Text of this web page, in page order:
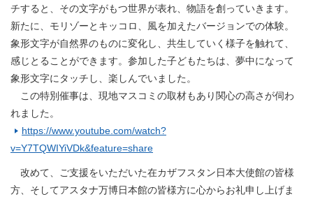
チすると、その文字がもつ世界が表れ、物語を創っていきます。
新たに、モリゾーとキッコロ、風を加えたバージョンでの体験。
象形文字が自然界のものに変化し、共生していく様子を触れて、
感じとることができます。参加した子どもたちは、夢中になって
象形文字にタッチし、楽しんでいました。
この特別催事は、現地マスコミの取材もあり関心の高さが伺わ
れました。
https://www.youtube.com/watch?
v=Y7TQWIYiVDk&feature=share
改めて、ご支援をいただいた在カザフスタン日本大使館の皆様
方、そしてアスタナ万博日本館の皆様方に心からお礼申し上げま